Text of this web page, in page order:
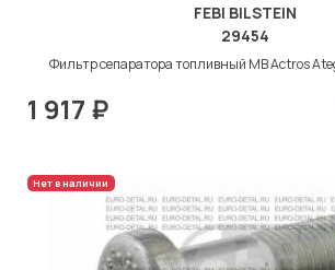
FEBI BILSTEIN
29454
Фильтр сепаратора топливный МВ Actros
1 917 ₽
Нет в наличии